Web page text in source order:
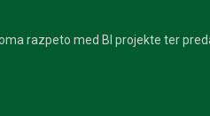
razpeto med BI projekte ter